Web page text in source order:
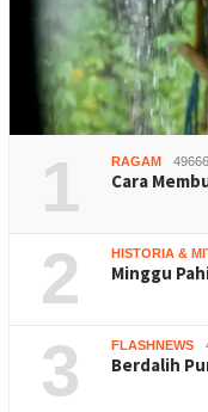
1 RAGAM
Cara
2 HISTORIA &
Minggu
3 FLASHNEWS
Berdalih